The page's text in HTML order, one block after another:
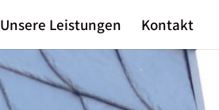
Unsere Leistungen Kontakt